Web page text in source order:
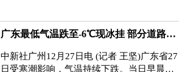
广东最低气温跌至-6℃现冰挂 部分道路及海上交通受影响
中新社广州12月27日电 (记者 王坚)广东省27
日受寒潮影响，气温持续下跌。当日早晨，